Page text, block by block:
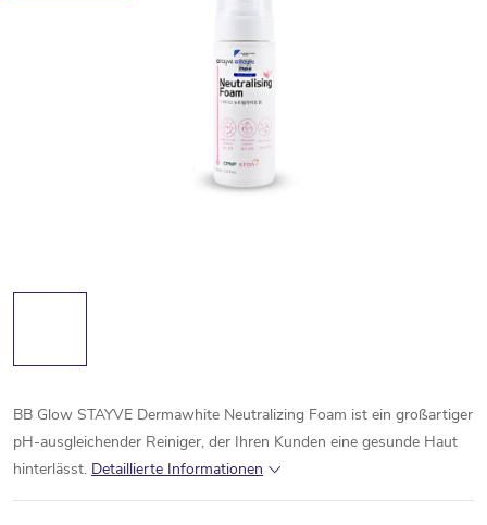
BB Glow STAYVE Dermawhite Neutralizing Foam ist ein großartiger
pH-ausgleichender Reiniger, der Ihren Kunden eine gesunde Haut
hinterlässt. Detaillierte Informationen